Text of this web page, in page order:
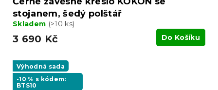
stojanem, šedý polštář
Skladem (>10 ks)
3 690 Kč Do Košíku
Výhodná sada
-10 % s kódem:
BTS10